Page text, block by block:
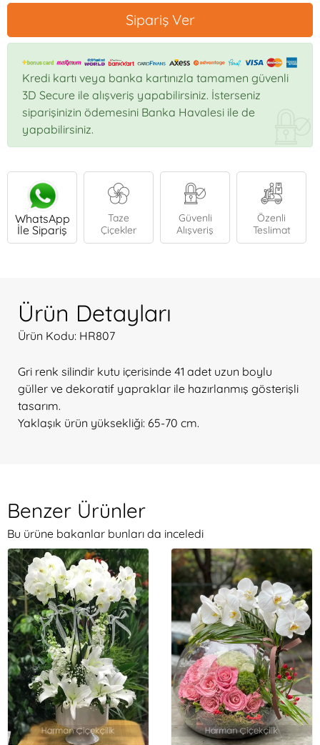
Sipariş Ver
Kredi kartı veya banka kartınızla tamamen güvenli
3D Secure ile alışveriş yapabilirsiniz. İsterseniz
siparişinizin ödemesini Banka Havalesi ile de
yapabilirsiniz.
WhatsApp
İle Sipariş
Taze
Çiçekler
Güvenli
Alışveriş
Özenli
Teslimat
Ürün Detayları
Ürün Kodu: HR807
Gri renk silindir kutu içerisinde 41 adet uzun boylu
güller ve dekoratif yapraklar ile hazırlanmış gösterişli
tasarım.
Yaklaşık ürün yüksekliği: 65-70 cm.
Benzer Ürünler
Bu ürüne bakanlar bunları da inceledi